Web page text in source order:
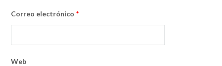
Correo electrónico *
Web